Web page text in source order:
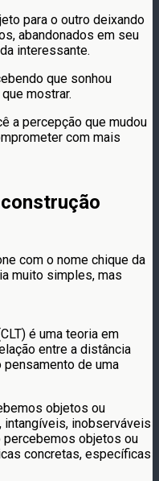
para o outro deixando
abandonados em seu
interessante.
que sonhou
mostrar.
a percepção que mudou
com mais
com o nome chique da
muito simples, mas
é uma teoria em
entre a distância
de uma
objetos ou
inobserváveis
percebemos objetos ou
concretas, específicas